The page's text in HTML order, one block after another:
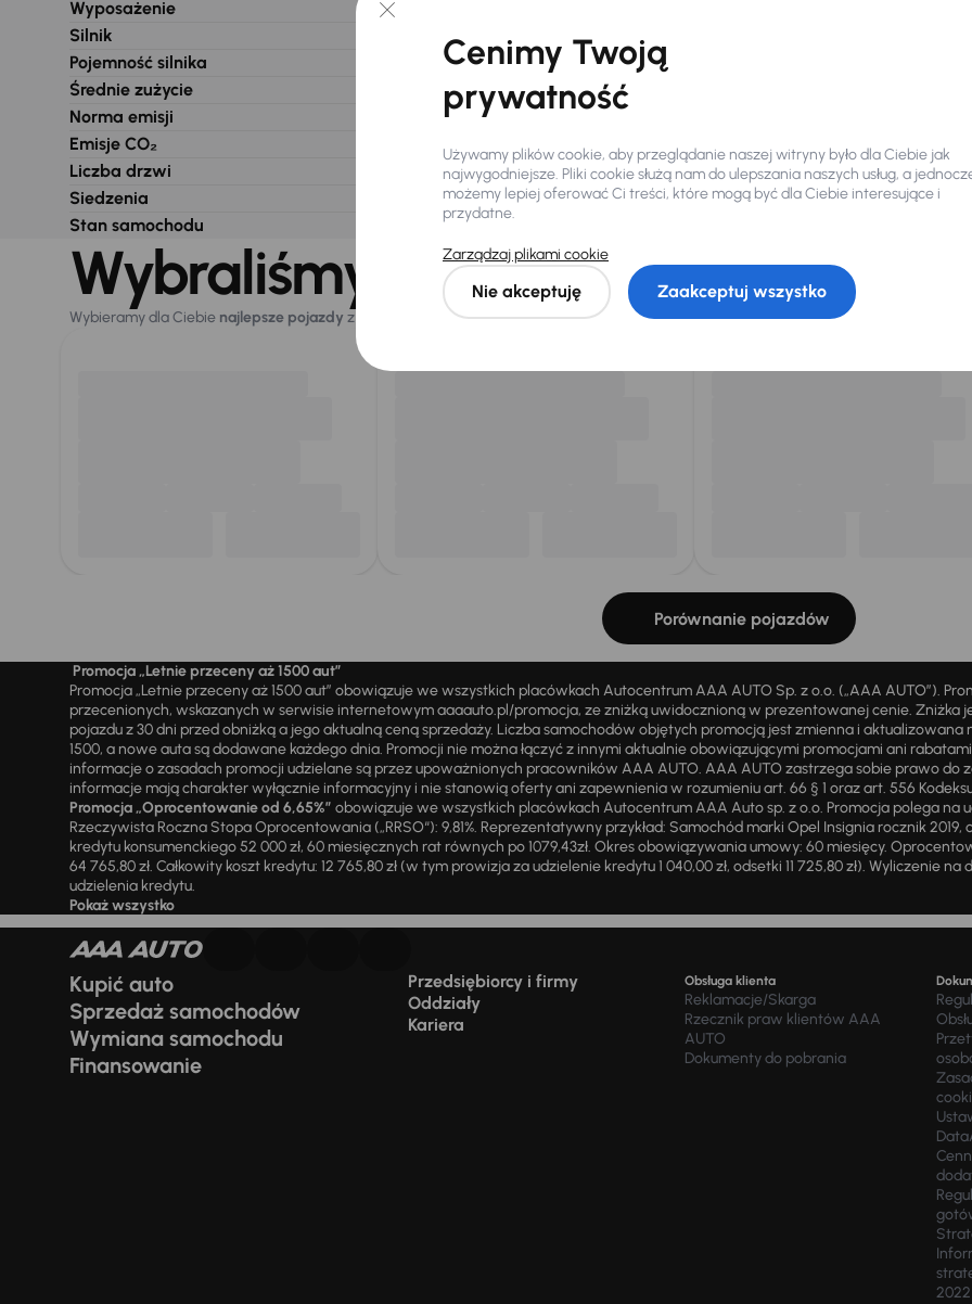
Wyposażenie
Silnik
Pojemność silnika
Średnie zużycie
Norma emisji
Emisje CO₂
Liczba drzwi
Siedzenia
Stan samochodu
Wybraliśmy dla Ciebie
Wybieramy dla Ciebie najlepsze pojazdy z naszej oferty. Kupimy dla Ciebiedo 400 pojazdówkażdego dnia.
Porównanie pojazdów
Promocja „Letnie przeceny aż 1500 aut”
Promocja „Letnie przeceny aż 1500 aut” obowiązuje we wszystkich placówkach Autocentrum AAA AUTO Sp. z o.o. („AAA AUTO”).
przecenionych, wskazanych w serwisie internetowym aaaauto.pl/promocja, ze zniżką uwidocznioną w prezentowanej cenie. Zniżka
pojazdu z 30 dni przed obniżką a jego aktualną ceną sprzedaży. Liczba samochodów objętych promocją jest zmienna i
1500, a nowe auta są dodawane każdego dnia. Promocji nie można łączyć z innymi aktualnie obowiązującymi promocjami ani
informacje o zasadach promocji udzielane są przez upoważnionych pracowników AAA AUTO. AAA AUTO zastrzega sobie prawo
informacje mają charakter wyłącznie informacyjny i nie stanowią oferty ani zapewnienia w rozumieniu art. 66 § 1 oraz art. 556
Promocja „Oprocentowanie od 6,65%” obowiązuje we wszystkich placówkach Autocentrum AAA Auto sp. z o.o. Promocja polega na
Rzeczywista Roczna Stopa Oprocentowania („RRSO“): 9,81%. Reprezentatywny przykład: Samochód marki Opel Insignia rocznik 2019,
kredytu konsumenckiego 52 000 zł, 60 miesięcznych rat równych po 1079,43zł. Okres obowiązywania umowy: 60 miesięcy.
64 765,80 zł. Całkowity koszt kredytu: 12 765,80 zł (w tym prowizja za udzielenie kredytu 1 040,00 zł, odsetki 11 725,80 zł). Wyliczenie
udzielenia kredytu.
Pokaż wszystko
Kupić auto
Sprzedaż samochodów
Wymiana samochodu
Finansowanie
Przedsiębiorcy i firmy
Oddziały
Kariera
Obsługa klienta
Reklamacje/Skarga
Rzecznik praw klientów AAA
AUTO
Dokumenty do pobrania
2022
Cenimy Twoją
prywatność
Używamy plików cookie, aby przeglądanie naszej witryny było dla Ciebie jak
najwygodniejsze. Pliki cookie służą nam do ulepszania naszych usług, a
możemy lepiej oferować Ci treści, które mogą być dla Ciebie interesujące i
przydatne.
Zarządzaj plikami cookie
Nie akceptuję Zaakceptuj wszystko